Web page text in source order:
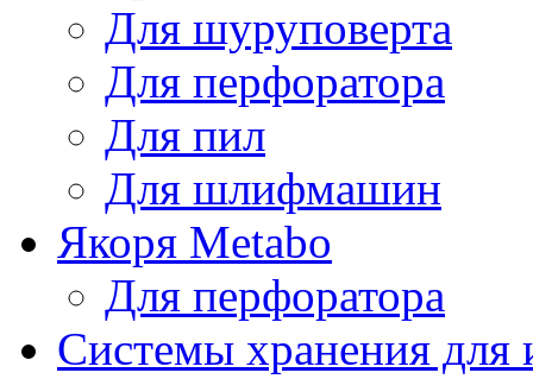
Для шуруповерта
Для перфоратора
Для пил
Для шлифмашин
Якоря Metabo
Для перфоратора
Системы хранения для